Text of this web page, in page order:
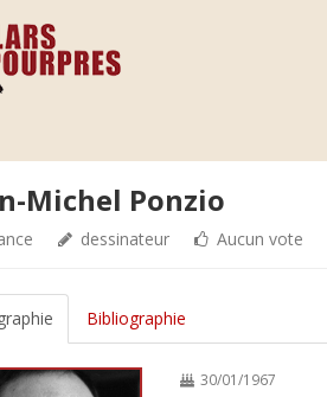
Michel Ponzio
dessinateur Aucun vote
Bibliographie
30/01/1967